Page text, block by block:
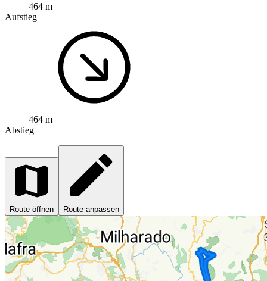
464 m
Aufstieg
464 m
Abstieg
Route öffnen Route anpassen